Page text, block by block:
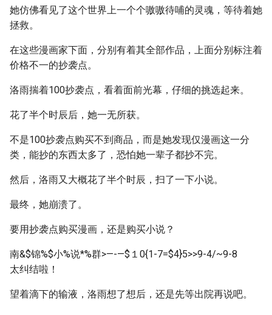
她仿佛看见了这个世界上一个个嗷嗷待哺的灵魂，等待着她
拯救。
在这些漫画家下面，分别有着其全部作品，上面分别标注着
价格不一的抄袭点。
洛雨揣着100抄袭点，看着面前光幕，仔细的挑选起来。
花了半个时辰后，她一无所获。
不是100抄袭点购买不到商品，而是她发现仅漫画这一分
类，能抄的东西太多了，恐怕她一辈子都抄不完。
然后，洛雨又大概花了半个时辰，扫了一下小说。
最终，她崩溃了。
要用抄袭点购买漫画，还是购买小说？
南&$锦%$小%说*%群>—-—$１0{1-7=$4}5>>9-4/~9-8
太纠结啦！
望着滴下的输液，洛雨想了想后，还是先等出院再说吧。